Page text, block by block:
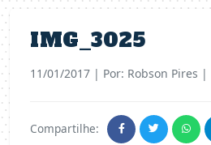
IMG_3025
11/01/2017 | Por: Robson Pires |
Compartilhe: